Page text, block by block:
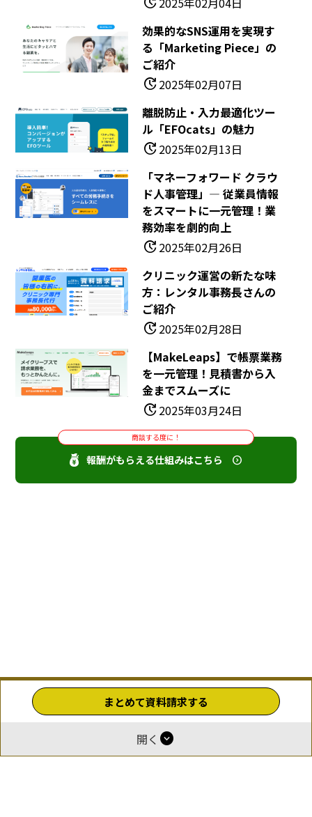
効果的なSNS運用を実現す
る「Marketing Piece」の
ご紹介
update2025年02月07日
離脱防止・入力最適化ツー
ル「EFOcats」の魅力
update2025年02月13日
「マネーフォワード クラウ
ド人事管理」― 従業員情報
をスマートに一元管理！業
務効率を劇的向上
update2025年02月26日
クリニック運営の新たな味
方：レンタル事務長さんの
ご紹介
update2025年02月28日
【MakeLeaps】で帳票業務
を一元管理！見積書から入
金までスムーズに
update2025年03月24日
商談する度に！
報酬がもらえる仕組みはこちら
まとめて資料請求する
開く expand_circle_down
報酬付与について